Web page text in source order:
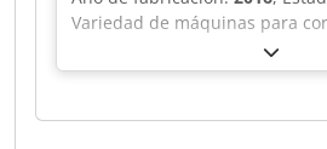
Variedad de máquinas para
disponibles en stock. Crsdpfx